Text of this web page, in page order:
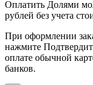
Оплатить Долями
рублей без учета
При оформлении
нажмите
оплате обычной
банков.